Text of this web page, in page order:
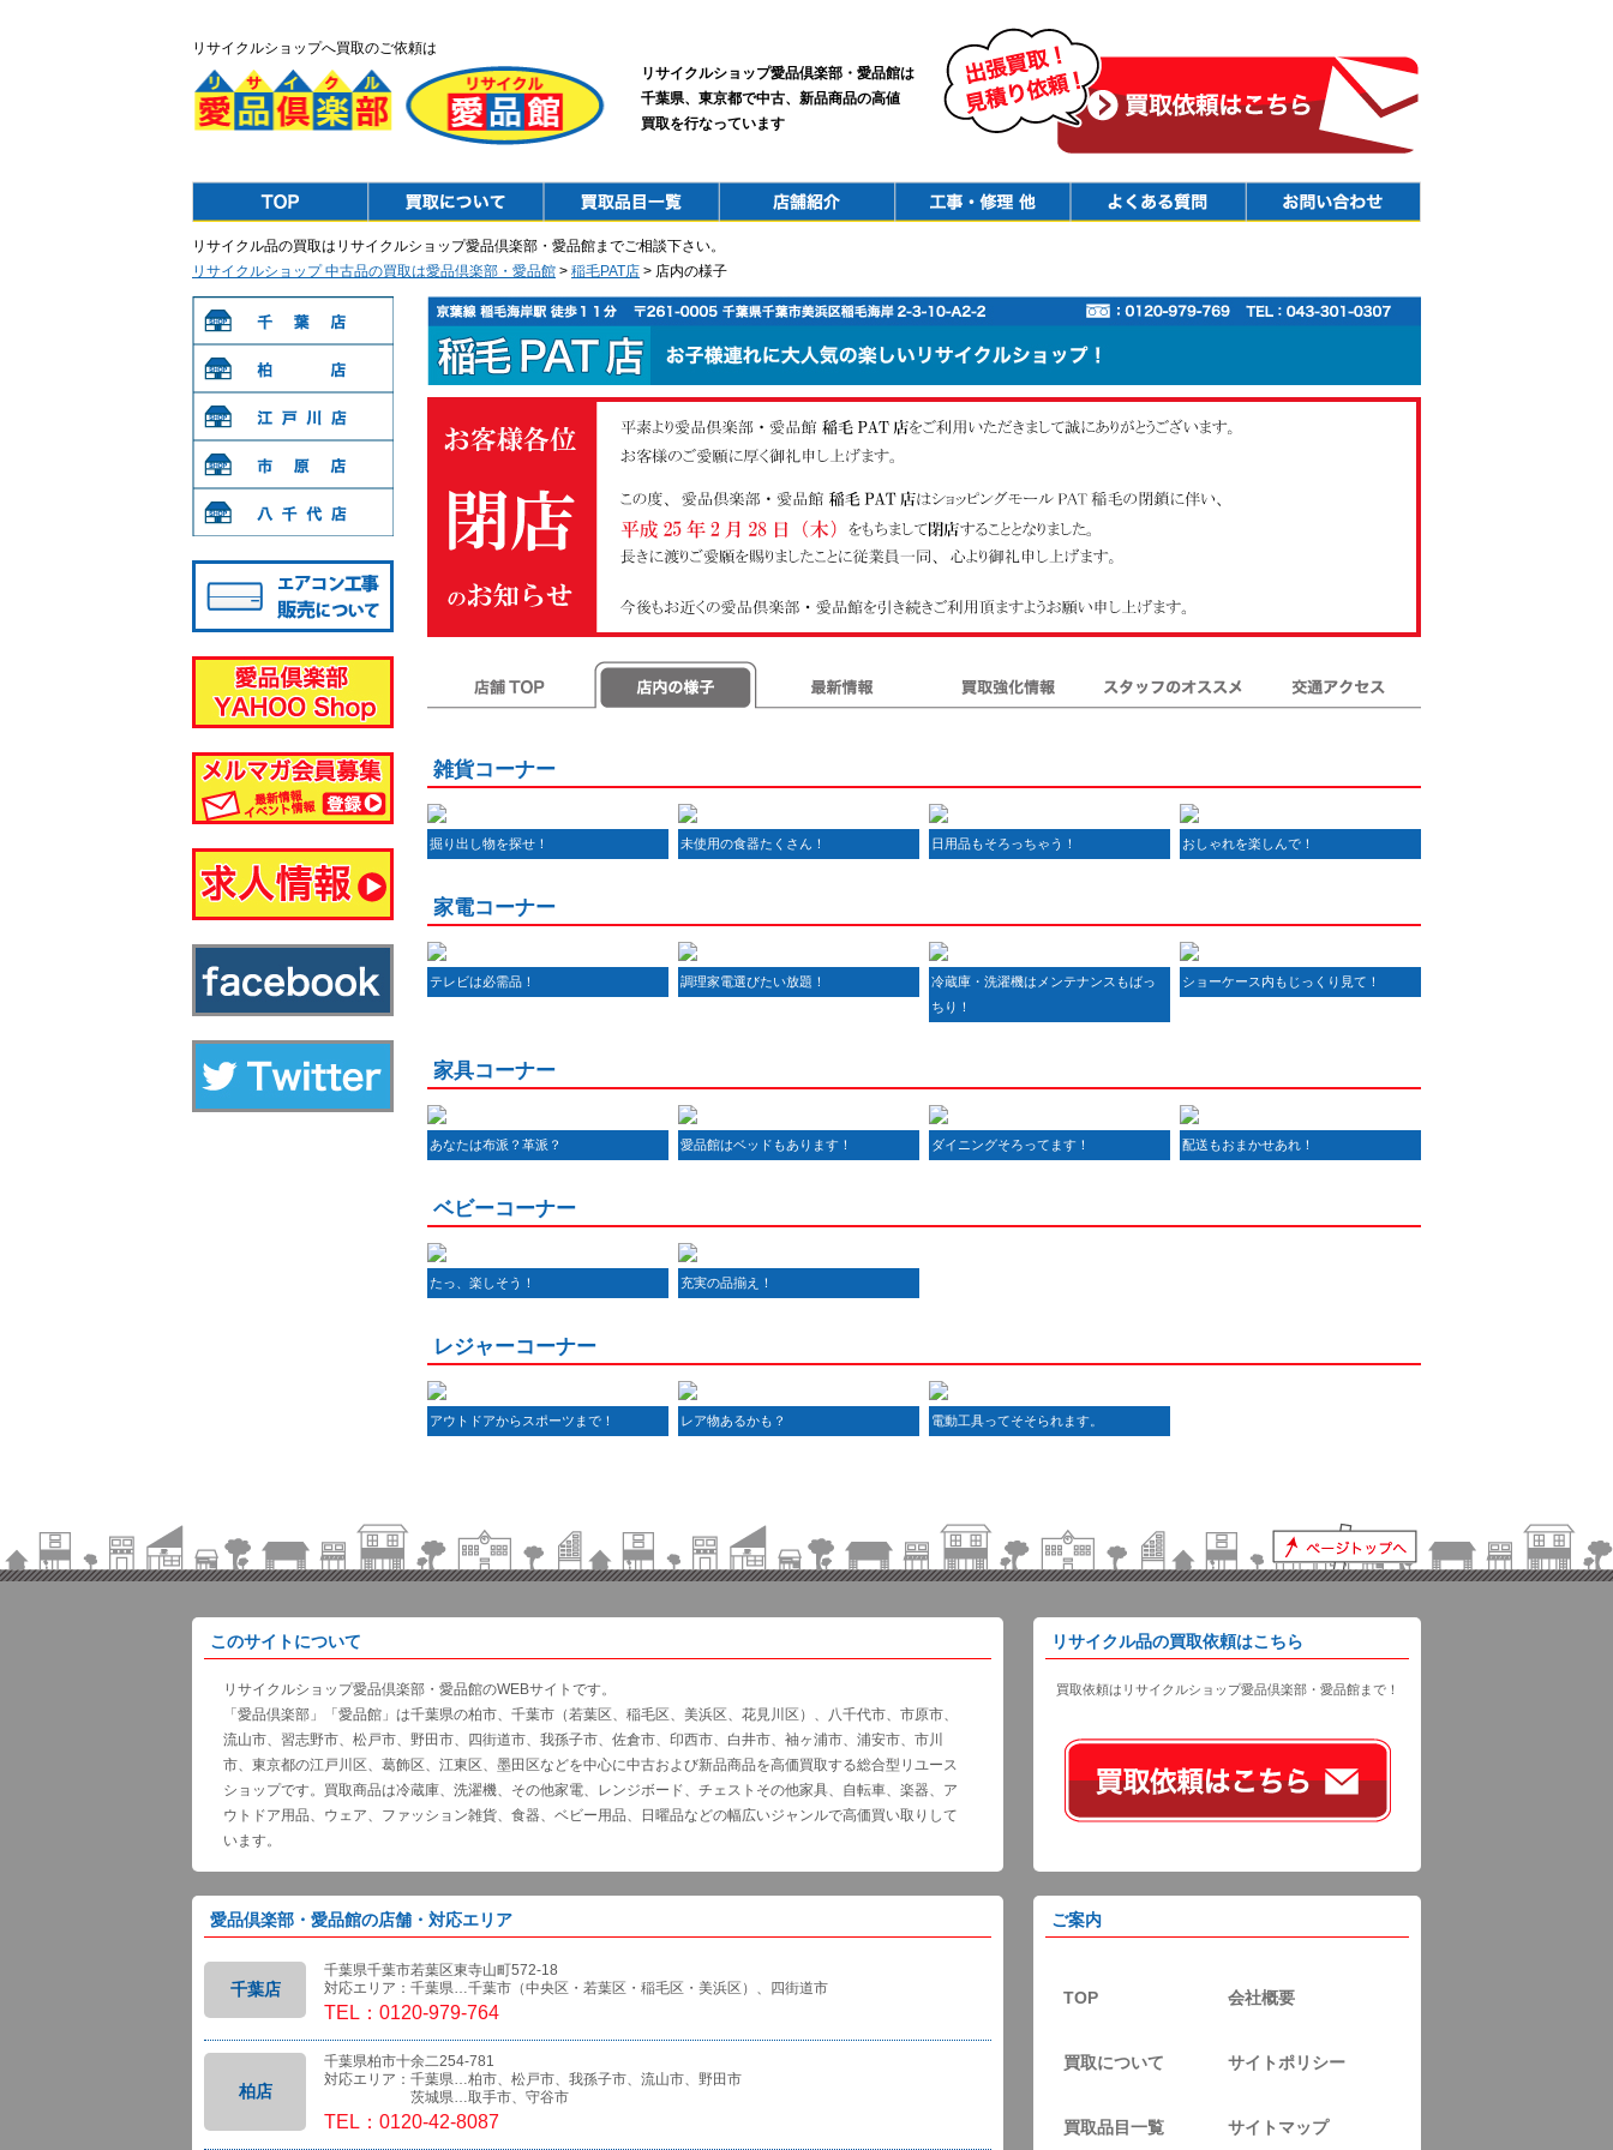
リサイクルショップへ買取のご依頼は
リサイクルショップ愛品倶楽部・愛品館は
千葉県、東京都で中古、新品商品の高値
買取を行なっています
リサイクル品の買取はリサイクルショップ愛品倶楽部・愛品館までご相談下さい。
リサイクルショップ 中古品の買取は愛品倶楽部・愛品館 > 稲毛PAT店 > 店内の様子
雑貨コーナー
掘り出し物を探せ！ 未使用の食器たくさん！ 日用品もそろっちゃう！ おしゃれを楽しんで！
家電コーナー
テレビは必需品！ 調理家電選びたい放題！
冷蔵庫・洗濯機はメンテナンスもばっ
ちり！
ショーケース内もじっくり見て！
家具コーナー
あなたは布派？革派？ 愛品館はベッドもあります！ ダイニングそろってます！ 配送もおまかせあれ！
ベビーコーナー
たっ、楽しそう！ 充実の品揃え！
レジャーコーナー
アウトドアからスポーツまで！ レア物あるかも？ 電動工具ってそそられます。
このサイトについて
リサイクルショップ愛品倶楽部・愛品館のWEBサイトです。
「愛品倶楽部」「愛品館」は千葉県の柏市、千葉市（若葉区、稲毛区、美浜区、花見川区）、八千代市、市原市、
流山市、習志野市、松戸市、野田市、四街道市、我孫子市、佐倉市、印西市、白井市、袖ヶ浦市、浦安市、市川
市、東京都の江戸川区、葛飾区、江東区、墨田区などを中心に中古および新品商品を高価買取する総合型リユース
ショップです。買取商品は冷蔵庫、洗濯機、その他家電、レンジボード、チェストその他家具、自転車、楽器、ア
ウトドア用品、ウェア、ファッション雑貨、食器、ベビー用品、日曜品などの幅広いジャンルで高価買い取りして
います。
リサイクル品の買取依頼はこちら
買取依頼はリサイクルショップ愛品倶楽部・愛品館まで！
愛品倶楽部・愛品館の店舗・対応エリア
千葉店
千葉県千葉市若葉区東寺山町572-18
対応エリア：千葉県…千葉市（中央区・若葉区・稲毛区・美浜区）、四街道市
TEL：0120-979-764
柏店
千葉県柏市十余二254-781
対応エリア：千葉県…柏市、松戸市、我孫子市、流山市、野田市
茨城県…取手市、守谷市
TEL：0120-42-8087
ご案内
TOP 会社概要
買取について サイトポリシー
買取品目一覧 サイトマップ